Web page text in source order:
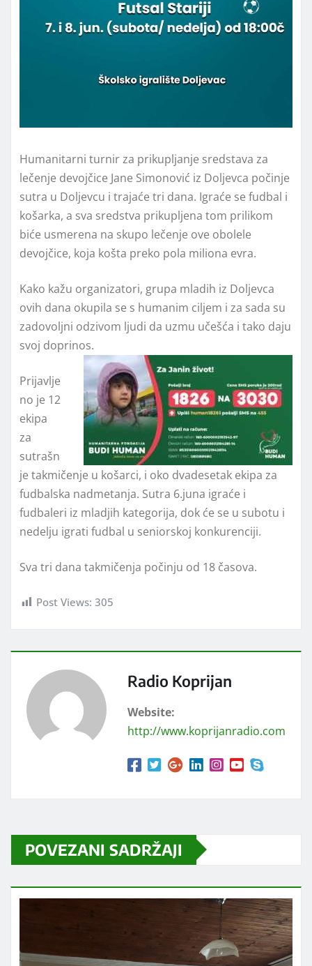
Humanitarni turnir za prikupljanje sredstava za
lečenje devojčice Jane Simonović iz Doljevca počinje
sutra u Doljevcu i trajaće tri dana. Igraće se fudbal i
košarka, a sva sredstva prikupljena tom prilikom
biće usmerena na skupo lečenje ove obolele
devojčice, koja košta preko pola miliona evra.
Kako kažu organizatori, grupa mladih iz Doljevca
ovih dana okupila se s humanim ciljem i za sada su
zadovoljni odzivom ljudi da uzmu učešća i tako daju
svoj doprinos.
Prijavlje
no je 12
ekipa
za
sutrašn
je takmičenje u košarci, i oko dvadesetak ekipa za
fudbalska nadmetanja. Sutra 6.juna igraće i
fudbaleri iz mladjih kategorija, dok će se u subotu i
nedelju igrati fudbal u seniorskoj konkurenciji.
Sva tri dana takmičenja počinju od 18 časova.
Post Views: 305
Radio Koprijan
Website:
http://www.koprijanradio.com
POVEZANI SADRŽAJI